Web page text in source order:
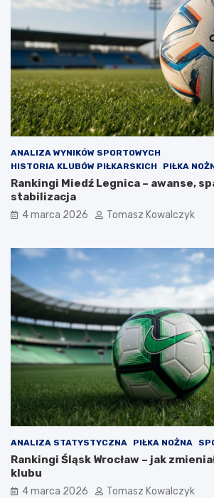
ANALIZA WYNIKÓW SPORTOWYCH
HISTORIA KLUBÓW PIŁKARSKICH
PIŁKA
Rankingi Miedź Legnica – awanse,
stabilizacja
4 marca 2026 Tomasz Kowalczyk
ANALIZA STATYSTYCZNA PIŁKA NOŻNA
Rankingi Śląsk Wrocław – jak
klubu
4 marca 2026 Tomasz Kowalczyk